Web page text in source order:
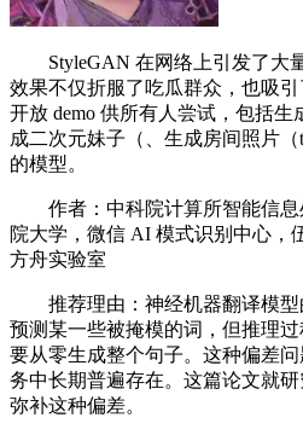
StyleGAN 在网络上引发了大
效果不仅折服了吃瓜群众，也吸
开放 demo 供所有人尝试，包括
成二次元妹子（、生成房间照片（
的模型。
作者：中科院计算所智能信息
院大学，微信 AI 模式识别中心，
方舟实验室
推荐理由：神经机器翻译模型
预测某一些被掩模的词，但推理
要从零生成整个句子。这种偏差
务中长期普遍存在。这篇论文就
弥补这种偏差。